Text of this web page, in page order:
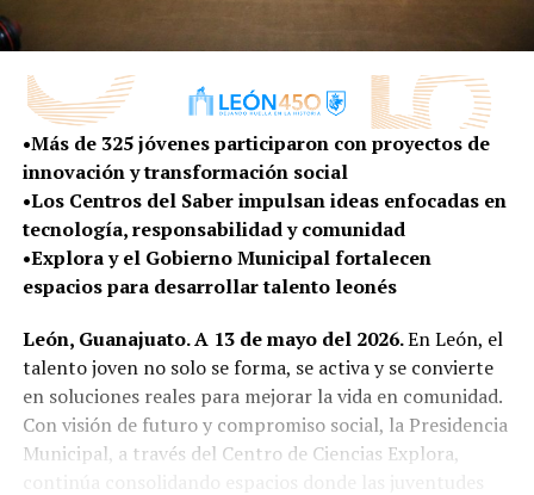
•Más de 325 jóvenes participaron con proyectos de
innovación y transformación social
•Los Centros del Saber impulsan ideas enfocadas en
tecnología, responsabilidad y comunidad
•Explora y el Gobierno Municipal fortalecen
espacios para desarrollar talento leonés
León, Guanajuato. A 13 de mayo del 2026.En León, el
talento joven no solo se forma, se activa y se convierte
en soluciones reales para mejorar la vida en comunidad.
Con visión de futuro y compromiso social, la Presidencia
Municipal, a través del Centro de Ciencias Explora,